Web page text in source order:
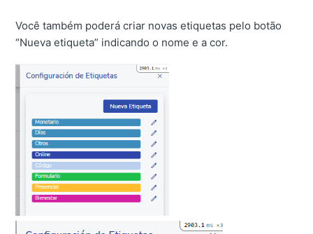
Você também poderá criar novas etiquetas pelo botão
“Nueva etiqueta” indicando o nome e a cor.